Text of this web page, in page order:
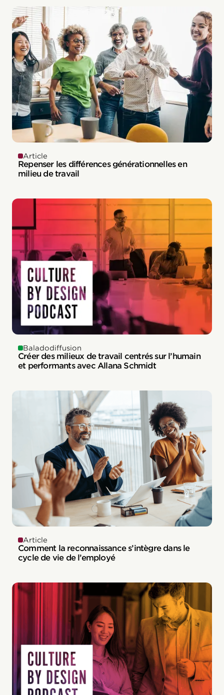
Article
Repenser les différences générationnelles en
milieu de travail
Baladodiffusion
Créer des milieux de travail centrés sur l’humain
et performants avec Allana Schmidt
Article
Comment la reconnaissance s’intègre dans le
cycle de vie de l’employé